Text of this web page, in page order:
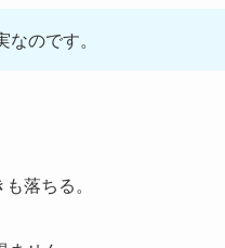
のです。
落ちる。